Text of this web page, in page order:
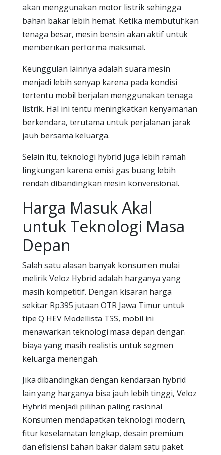
akan menggunakan motor listrik sehingga
bahan bakar lebih hemat. Ketika membutuhkan
tenaga besar, mesin bensin akan aktif untuk
memberikan performa maksimal.
Keunggulan lainnya adalah suara mesin
menjadi lebih senyap karena pada kondisi
tertentu mobil berjalan menggunakan tenaga
listrik. Hal ini tentu meningkatkan kenyamanan
berkendara, terutama untuk perjalanan jarak
jauh bersama keluarga.
Selain itu, teknologi hybrid juga lebih ramah
lingkungan karena emisi gas buang lebih
rendah dibandingkan mesin konvensional.
Harga Masuk Akal
untuk Teknologi Masa
Depan
Salah satu alasan banyak konsumen mulai
melirik Veloz Hybrid adalah harganya yang
masih kompetitif. Dengan kisaran harga
sekitar Rp395 jutaan OTR Jawa Timur untuk
tipe Q HEV Modellista TSS, mobil ini
menawarkan teknologi masa depan dengan
biaya yang masih realistis untuk segmen
keluarga menengah.
Jika dibandingkan dengan kendaraan hybrid
lain yang harganya bisa jauh lebih tinggi, Veloz
Hybrid menjadi pilihan paling rasional.
Konsumen mendapatkan teknologi modern,
fitur keselamatan lengkap, desain premium,
dan efisiensi bahan bakar dalam satu paket.